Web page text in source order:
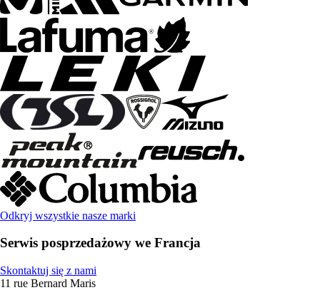
Odkryj wszystkie nasze marki
Serwis posprzedażowy we Francja
Skontaktuj się z nami
11 rue Bernard Maris